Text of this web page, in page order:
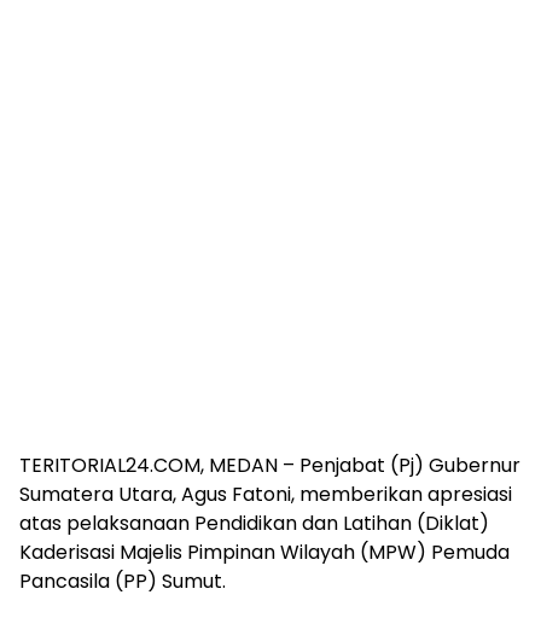
TERITORIAL24.COM, MEDAN – Penjabat (Pj) Gubernur
Sumatera Utara, Agus Fatoni, memberikan apresiasi
atas pelaksanaan Pendidikan dan Latihan (Diklat)
Kaderisasi Majelis Pimpinan Wilayah (MPW) Pemuda
Pancasila (PP) Sumut.